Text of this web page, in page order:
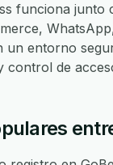
funciona junto
un entorno
control de